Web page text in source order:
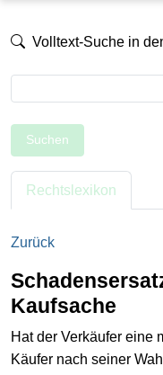
Volltext-Suche in
Suchen
Rechtslexikon
Zurück
Kaufsache
Hat der Verkäufer eine
Käufer nach seiner